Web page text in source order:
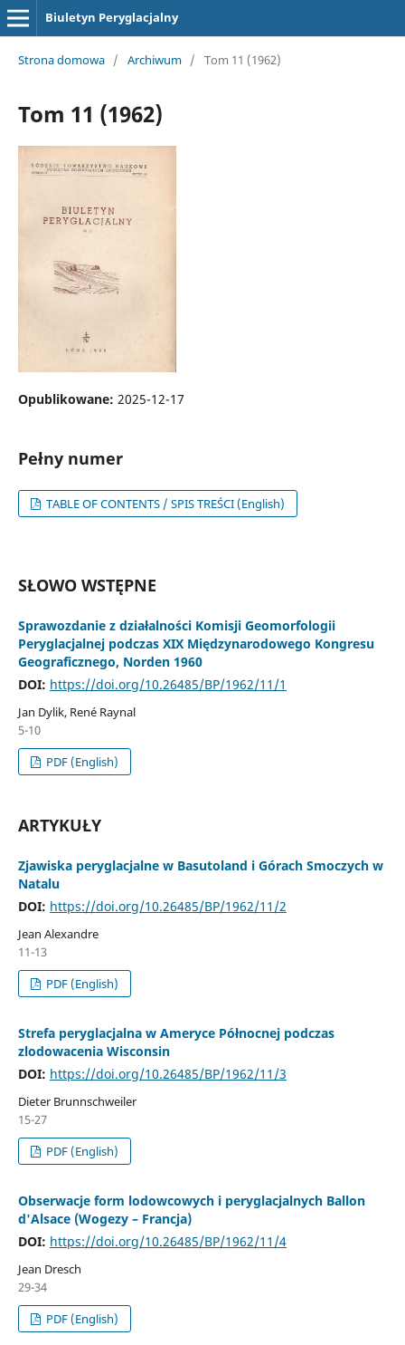
Biuletyn Peryglacjalny
Strona domowa / Archiwum / Tom 11 (1962)
Tom 11 (1962)
Opublikowane: 2025-12-17
Pełny numer
TABLE OF CONTENTS / SPIS TREŚCI (English)
SŁOWO WSTĘPNE
Sprawozdanie z działalności Komisji Geomorfologii
Peryglacjalnej podczas XIX Międzynarodowego Kongresu
Geograficznego, Norden 1960
DOI: https://doi.org/10.26485/BP/1962/11/1
Jan Dylik, René Raynal
5-10
PDF (English)
ARTYKUŁY
Zjawiska peryglacjalne w Basutoland i Górach Smoczych w
Natalu
DOI: https://doi.org/10.26485/BP/1962/11/2
Jean Alexandre
11-13
PDF (English)
Strefa peryglacjalna w Ameryce Północnej podczas
zlodowacenia Wisconsin
DOI: https://doi.org/10.26485/BP/1962/11/3
Dieter Brunnschweiler
15-27
PDF (English)
Obserwacje form lodowcowych i peryglacjalnych Ballon
d'Alsace (Wogezy – Francja)
DOI: https://doi.org/10.26485/BP/1962/11/4
Jean Dresch
29-34
PDF (English)